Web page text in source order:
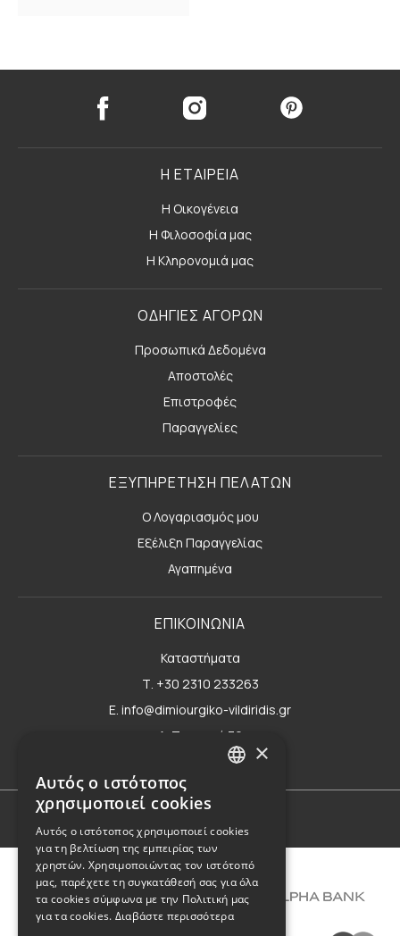
Η ΕΤΑΙΡΕΙΑ
Η Οικογένεια
Η Φιλοσοφία μας
Η Κληρονομιά μας
ΟΔΗΓΙΕΣ ΑΓΟΡΩΝ
Προσωπικά Δεδομένα
Αποστολές
Επιστροφές
Παραγγελίες
ΕΞΥΠΗΡΕΤΗΣΗ ΠΕΛΑΤΩΝ
Ο Λογαριασμός μου
Εξέλιξη Παραγγελίας
Αγαπημένα
ΕΠΙΚΟΙΝΩΝΙΑ
Καταστήματα
Τ. +30 2310 233263
E. info@dimiourgiko-vildiridis.gr
Δ. Τσιμισκή 70
Φόρμα επικοινωνίας×
Αυτός ο ιστότοπος
χρησιμοποιεί cookies
Αυτός ο ιστότοπος χρησιμοποιεί cookies
για τη βελτίωση της εμπειρίας των
χρηστών. Χρησιμοποιώντας τον ιστότοπό
μας, παρέχετε τη συγκατάθεσή σας για όλα
τα cookies σύμφωνα με την Πολιτική μας
για τα cookies. Διαβάστε περισσότερα